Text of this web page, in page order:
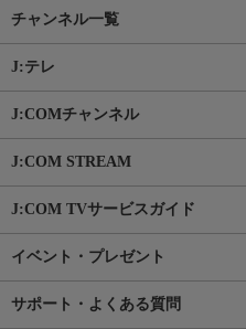
チャンネル一覧
J:テレ
J:COMチャンネル
J:COM STREAM
J:COM TVサービスガイド
イベント・プレゼント
サポート・よくある質問